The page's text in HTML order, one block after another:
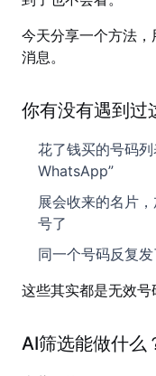
今天分享一个方法
消息。
你有没有遇到过
花了钱买的号码
WhatsApp”
展会收来的名片
号了
同一个号码反复
这些其实都是无效号
AI筛选能做什么